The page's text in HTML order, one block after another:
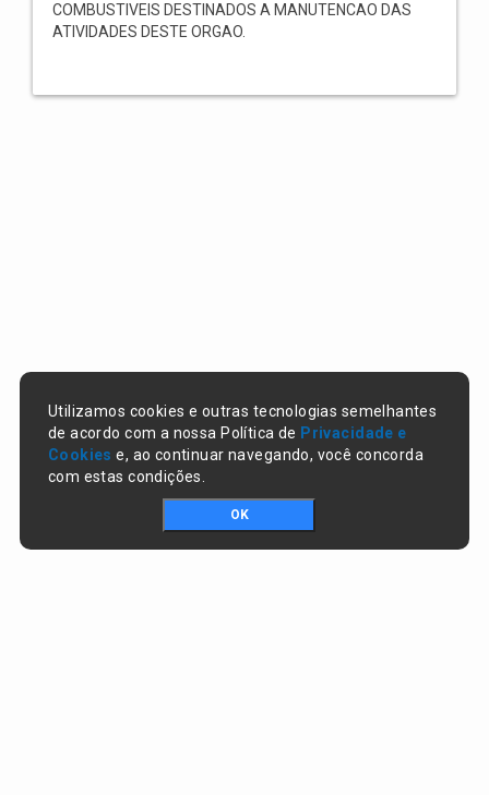
COMBUSTIVEIS DESTINADOS A MANUTENCAO DAS
ATIVIDADES DESTE ORGAO.
Utilizamos cookies e outras tecnologias semelhantes
de acordo com a nossa Política de Privacidade e
Cookies e, ao continuar navegando, você concorda
com estas condições.
OK